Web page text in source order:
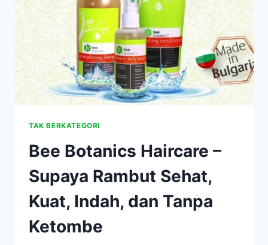
&
TUBUH
ANDA
TAK BERKATEGORI
Bee Botanics Haircare –
Supaya Rambut Sehat,
Kuat, Indah, dan Tanpa
Ketombe